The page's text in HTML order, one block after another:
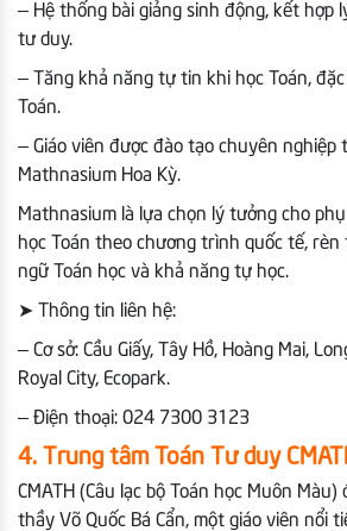
– Hệ thống bài giảng sinh động, kết hợp
tư duy.
– Tăng khả năng tự tin khi học Toán,
Toán.
– Giáo viên được đào tạo chuyên nghiệp
Mathnasium Hoa Kỳ.
Mathnasium là lựa chọn lý tưởng cho
học Toán theo chương trình quốc tế, rèn
ngữ Toán học và khả năng tự học.
➤ Thông tin liên hệ:
– Cơ sở: Cầu Giấy, Tây Hồ, Hoàng Mai,
Royal City, Ecopark.
– Điện thoại: 024 7300 3123
4. Trung tâm Toán Tư duy
CMATH (Câu lạc bộ Toán học Muôn
thầy Võ Quốc Bá Cẩn, một giáo viên nổi